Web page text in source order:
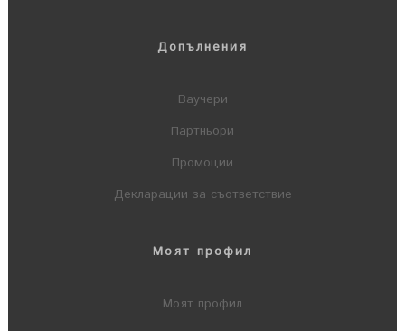
Допълнения
Ваучери
Партньори
Промоции
Декларации за съответствие
Моят профил
Моят профил